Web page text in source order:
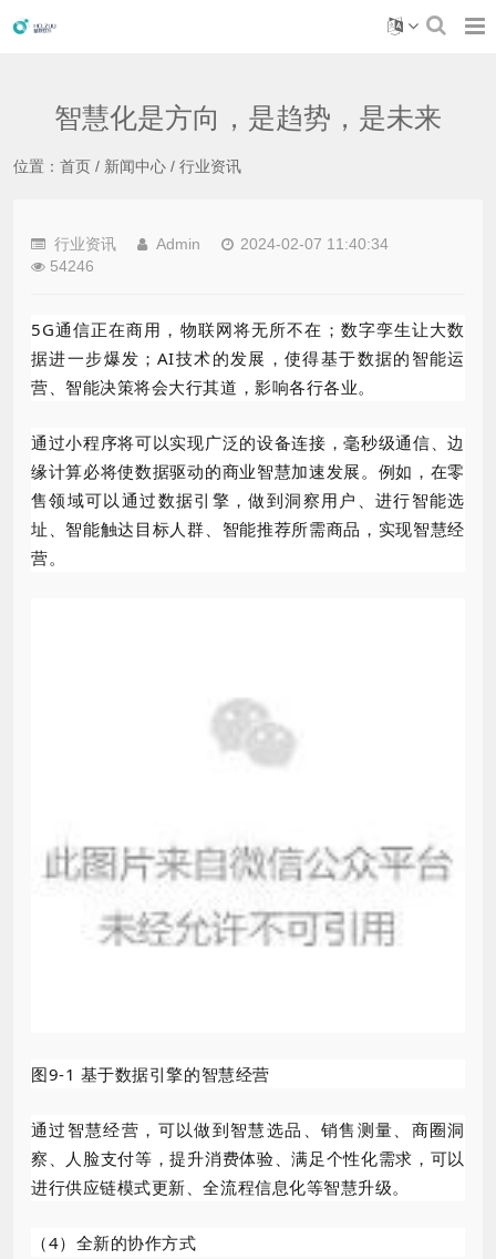
智慧化是方向，是趋势，是未来
位置： 首页 / 新闻中心 / 行业资讯
行业资讯 Admin
2024-02-07 11:40:34
54246
5G通信正在商用，物联网将无所不在；数字孪生让大数
据进一步爆发；AI技术的发展，使得基于数据的智能运
营、智能决策将会大行其道，影响各行各业。
通过小程序将可以实现广泛的设备连接，毫秒级通信、边
缘计算必将使数据驱动的商业智慧加速发展。例如，在零
售领域可以通过数据引擎，做到洞察用户、进行智能选
址、智能触达目标人群、智能推荐所需商品，实现智慧经
营。
图9-1 基于数据引擎的智慧经营
通过智慧经营，可以做到智慧选品、销售测量、商圈洞
察、人脸支付等，提升消费体验、满足个性化需求，可以
进行供应链模式更新、全流程信息化等智慧升级。
（4）全新的协作方式